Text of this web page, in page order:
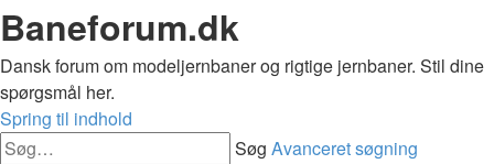
Baneforum.dk
Dansk forum om modeljernbaner og rigtige jernbaner. Stil dine
spørgsmål her.
Spring til indhold
Søg Avanceret søgning